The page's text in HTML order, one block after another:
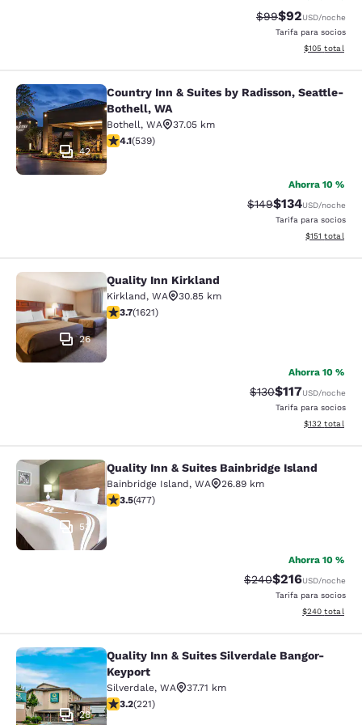
Tarifa tachada:
$99Tarifa
$92USD/noche
Tarifa para socios
Ver detalles
$105 total
Country Inn & Suites by Radisson,
42
Country Inn & Suites by Radisson, Seattle-
Bothell, WA
Bothell, WA
37.05 km
Calificación de 4.09 estrellas. Muy bueno. 539 reseñas
4.1(539)
Ahorra 10 %
Tarifa tachada:
$149Tarifa reducida:
$134USD/noche
Tarifa para socios
Ver detalles
$151 total
Quality Inn Kirkland
26
Quality Inn Kirkland
Kirkland, WA
30.85 km
Calificación de 3.69 estrellas. Bueno. 1621 reseñas
3.7(1621)
Ahorra 10 %
Tarifa tachada:
$130Tarifa reducida:
$117USD/noche
Tarifa para socios
Ver detalles
$132 total
Quality Inn & Suites Bainbridge
53
Quality Inn & Suites Bainbridge Island
Bainbridge Island, WA
26.89 km
Calificación de 3.54 estrellas. Bueno. 477 reseñas
3.5(477)
Ahorra 10 %
Tarifa tachada:
$240Tarifa reducida:
$216USD/noche
Tarifa para socios
Ver detalles
$240 total
Quality Inn & Suites Silverdale
28
Quality Inn & Suites Silverdale Bangor-
Keyport
Silverdale, WA
37.71 km
Calificación de 3.2 estrellas. Bueno. 221 reseñas
3.2(221)